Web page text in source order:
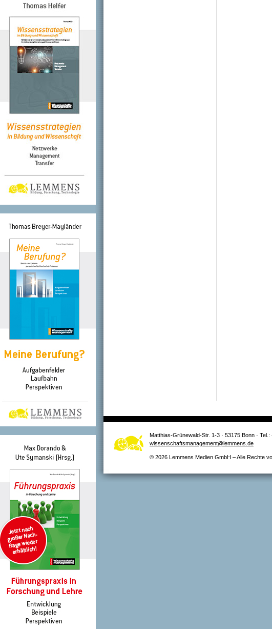
Matthias-Grünewald-Str. 1-3 · 53175 Bonn ·
wissenschaftsmanagement@lemmens.de
© 2026 Lemmens Medien GmbH – Alle Rechte